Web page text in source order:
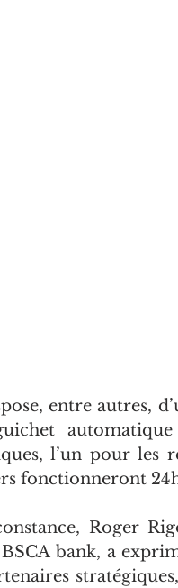
entre autres,
l’un pour les
fonctionneront
Roger
bank, a